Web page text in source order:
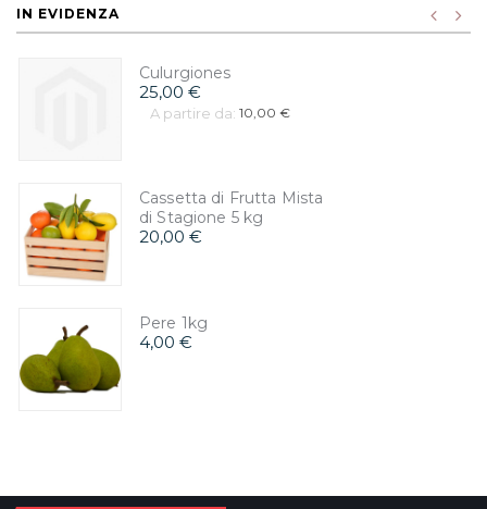
IN EVIDENZA
Culurgiones
25,00 €
A partire da: 10,00 €
Cassetta di Frutta Mista
di Stagione 5 kg
20,00 €
Pere 1kg
4,00 €